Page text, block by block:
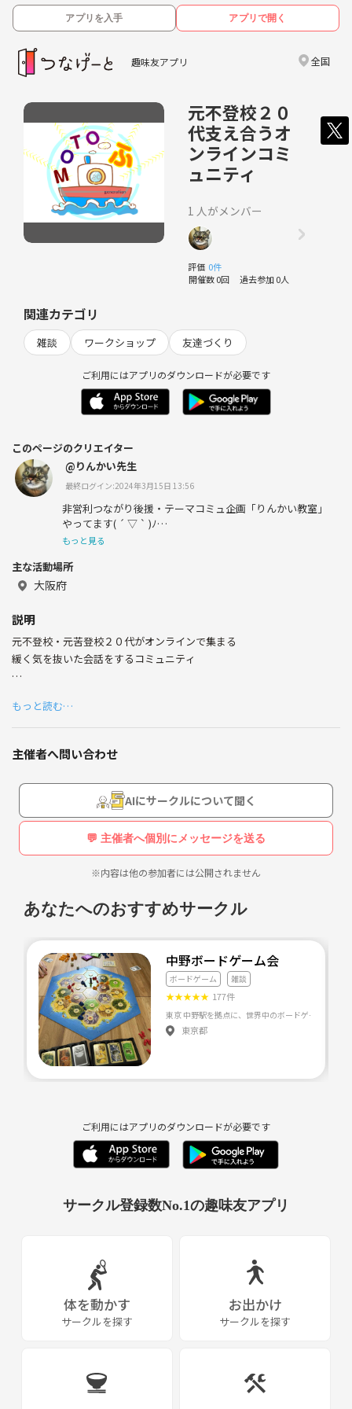
アプリを入手 アプリで開く
趣味友アプリ 全国
元不登校２０
代支え合うオ
ンラインコミ
ュニティ
1 人がメンバー
評価 0件
開催数 0回 過去参加 0人
関連カテゴリ
雑談 ワークショップ 友達づくり
ご利用にはアプリのダウンロードが必要です
このページのクリエイター
@りんかい先生
最終ログイン:2024年3月15日 13:56
非営利つながり後援・テーマコミュ企画「りんかい教室」
やってます( ´ ▽ ` )ﾉ
【ちょっとメンタル＋ユニーク】をテーマに、色んな交流
⚠️勧誘・営利目的・スピリチュアル等は🆖
不登校問題に関してもアプローチ
参加費は３００円
運営のお手伝いは常時募集中！！
過去に美術の展示企画を何十回とやってた人。
たった一人の運営で、出品者約１００人・総作品数１００
０点・・・
現実は厳しく、これでもプロになれなかったOrz
１０歳で「思考」を初め「我思う故に我有り」に自力で気
付き大人に話したら「それは我思う故に我有りだよ」と指
摘された。
になったｗ
もっと見る
主な活動場所
大阪府
説明
元不登校・元苦登校２０代がオンラインで集まる
緩く気を抜いた会話をするコミュニティ
元苦登校
起立性調節障害・場面緘黙・ＩＢＳ
上記２０代が対象
「全国対象」
Skypeでオンライン交流をしています。
匿名・無料で参加ＯＫ！
不登校経験者でも社会でまた
それなりにしんどい思いをしたりします。
だからこそ
不登校だったからこそ、親しくなって構わない
学校や企業が人を縛るなら
その逆の交流になります。
✿月１，２回オンラインSkypeで交流
✿ビデオオンですが、顔出し無し・声だけの交流が出来ます。
（これが緊張感が少なくてとても良いです）
✿主に夜８：００～１０：３０
（仕事終わって自宅からゆっくり参加しやすい）
✿休憩・退出も自分の都合でいつでもＯＫ！
２０２０年８月～２０２２年１月まで行っていた
活きづらい社会で、互いにつながり支え合う活動です！
もっと読む…
主催者へ問い合わせ
AIにサークルについて聞く
💬 主催者へ個別にメッセージを送る
※内容は他の参加者には公開されません
あなたへのおすすめサークル
中野ボードゲーム会
ボードゲーム 雑談
★★★★★ 177件
東京都
ご利用にはアプリのダウンロードが必要です
サークル登録数No.1の趣味友アプリ
体を動かす
サークルを探す
お出かけ
サークルを探す